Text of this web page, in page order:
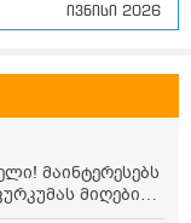
ივნისი 2026
მაინტერესებს
მიღების
ინფორმაცია: